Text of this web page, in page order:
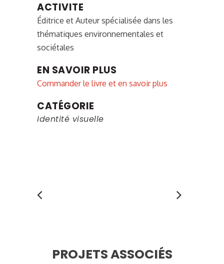
ACTIVITE
Éditrice et Auteur spécialisée dans les
thématiques environnementales et
sociétales
EN SAVOIR PLUS
Commander le livre et en savoir plus
CATÉGORIE
Identité visuelle
PROJETS ASSOCIÉS